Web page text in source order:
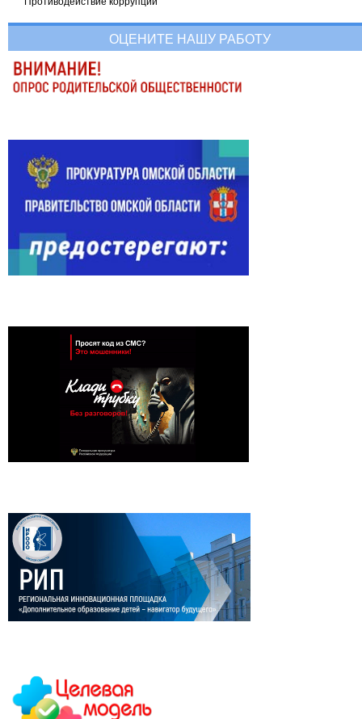
ОЦЕНИТЕ НАШУ РАБОТУ